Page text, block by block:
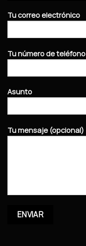
Tu correo electrónico
Tu número de teléfono
Asunto
Tu mensaje (opcional)